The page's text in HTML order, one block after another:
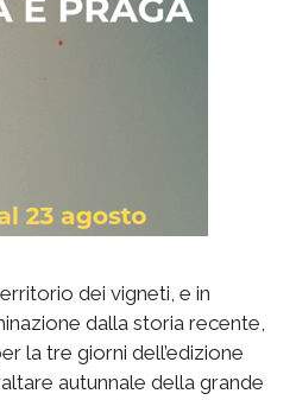
dei vigneti, e in
dalla storia recente,
la tre giorni dell’edizione
autunnale della grande